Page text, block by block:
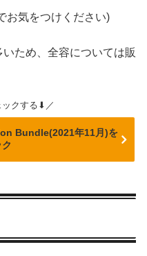
お気をつけください)
ため、全容については販
ックする⬇／
Bundle(2021年11月)を